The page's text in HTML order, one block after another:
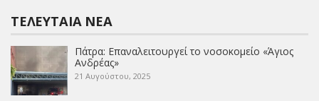
ΤΕΛΕΥΤΑΊΑ ΝΈΑ
Πάτρα: Επαναλειτουργεί το νοσοκομείο «Άγιος
Ανδρέας»
21 Αυγούστου, 2025